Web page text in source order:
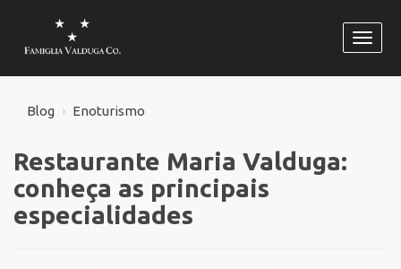
Blog Enoturismo
Restaurante Maria Valduga:
conheça as principais
especialidades